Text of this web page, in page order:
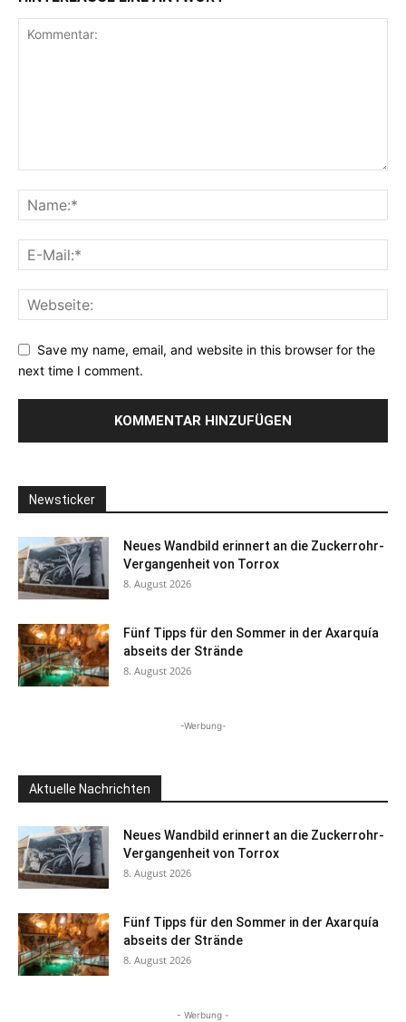
Save my name, email, and website in this browser for the
next time I comment.
Newsticker
Neues Wandbild erinnert an die Zuckerrohr-
Vergangenheit von Torrox
8. August 2026
Fünf Tipps für den Sommer in der Axarquía
abseits der Strände
8. August 2026
-Werbung-
Aktuelle Nachrichten
Neues Wandbild erinnert an die Zuckerrohr-
Vergangenheit von Torrox
8. August 2026
Fünf Tipps für den Sommer in der Axarquía
abseits der Strände
8. August 2026
- Werbung -